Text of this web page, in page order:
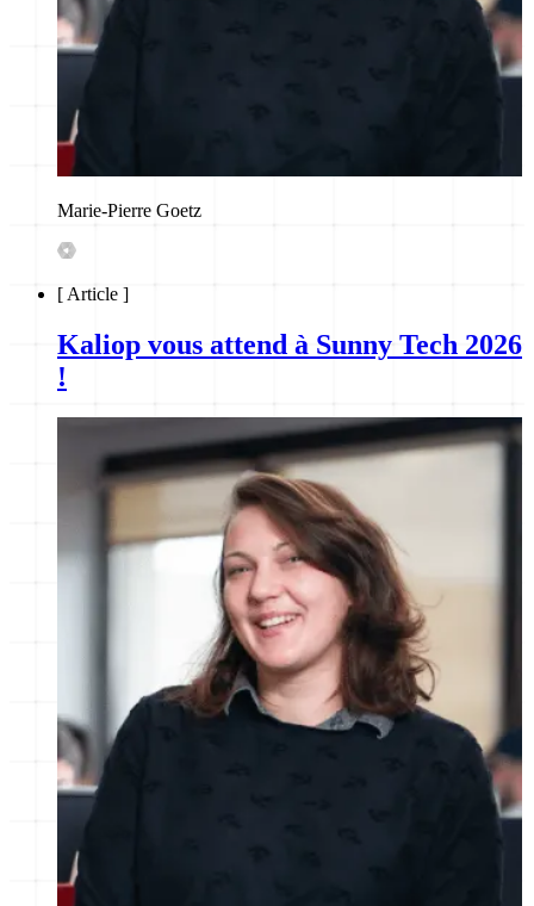
Marie-Pierre Goetz
[ Article ]
Kaliop vous attend à Sunny Tech 2026
!